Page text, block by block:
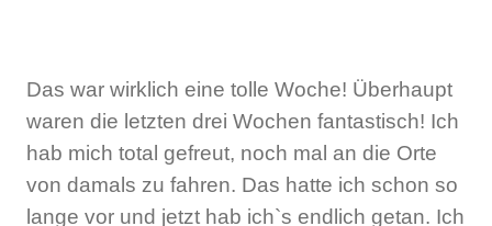
Das war wirklich eine tolle Woche! Überhaupt
waren die letzten drei Wochen fantastisch! Ich
hab mich total gefreut, noch mal an die Orte
von damals zu fahren. Das hatte ich schon so
lange vor und jetzt hab ich`s endlich getan. Ich